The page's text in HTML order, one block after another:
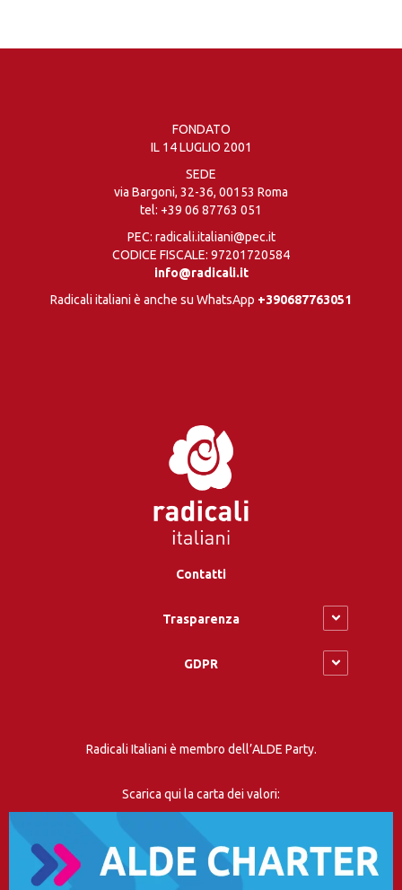
FONDATO
IL 14 LUGLIO 2001
SEDE
via Bargoni, 32-36, 00153 Roma
tel: +39 06 87763 051
PEC: radicali.italiani@pec.it
CODICE FISCALE: 97201720584
info@radicali.it
Radicali italiani è anche su WhatsApp +390687763051
Contatti
Trasparenza
GDPR
Radicali Italiani è membro dell’ALDE Party.
Scarica qui la carta dei valori: